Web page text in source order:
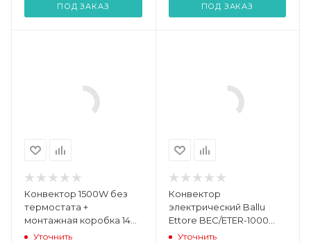
ПОД ЗАКАЗ ПОД ЗАКАЗ
Конвектор 1500W без
термостата +
монтажная коробка 140
Уточнить
Конвектор
электрический Ballu
Ettore BEC/ETER-1000
(BEC/ETER-1000)
Уточнить